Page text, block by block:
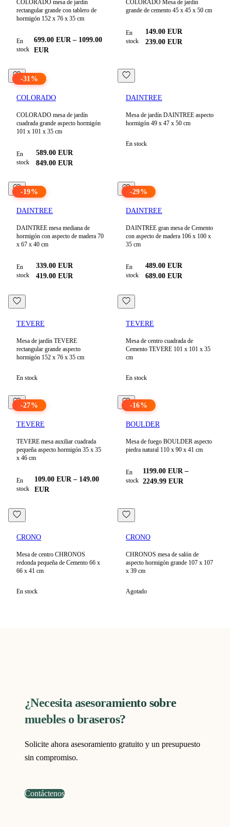
COLORADO mesa de jardín
rectangular grande con tablero de
hormigón 152 x 76 x 35 cm
En
stock
699.00 EUR– 1099.00
EUR
COLORADO Mesa de jardín
grande de cemento 45 x 45 x 50 cm
En
stock
149.00 EUR
239.00 EUR
-31 %
COLORADO
COLORADO mesa de jardín
cuadrada grande aspecto hormigón
101 x 101 x 35 cm
En
stock
589.00 EUR
849.00 EUR
DAINTREE
Mesa de jardín DAINTREE aspecto
hormigón 49 x 47 x 50 cm
En stock
-19%
DAINTREE
DAINTREE mesa mediana de
hormigón con aspecto de madera 70
x 67 x 40 cm
En
stock
339.00 EUR
419.00 EUR
-29%
DAINTREE
DAINTREE gran mesa de Cemento
con aspecto de madera 106 x 100 x
35 cm
En
stock
489.00 EUR
689.00 EUR
TEVERE
Mesa de jardín TEVERE
rectangular grande aspecto
hormigón 152 x 76 x 35 cm
En stock
TEVERE
Mesa de centro cuadrada de
Cemento TEVERE 101 x 101 x 35
cm
En stock
-27%
TEVERE
TEVERE mesa auxiliar cuadrada
pequeña aspecto hormigón 35 x 35
x 46 cm
En
stock
109.00 EUR– 149.00
EUR
-16%
BOULDER
Mesa de fuego BOULDER aspecto
piedra natural 110 x 90 x 41 cm
En
stock
1199.00 EUR–
2249.99 EUR
CRONO
Mesa de centro CHRONOS
redonda pequeña de Cemento 66 x
66 x 41 cm
En stock
CRONO
CHRONOS mesa de salón de
aspecto hormigón grande 107 x 107
x 39 cm
Agotado
¿Necesita asesoramiento sobre
muebles o braseros?
Solicite ahora asesoramiento gratuito y un presupuesto
sin compromiso.
Contáctenos